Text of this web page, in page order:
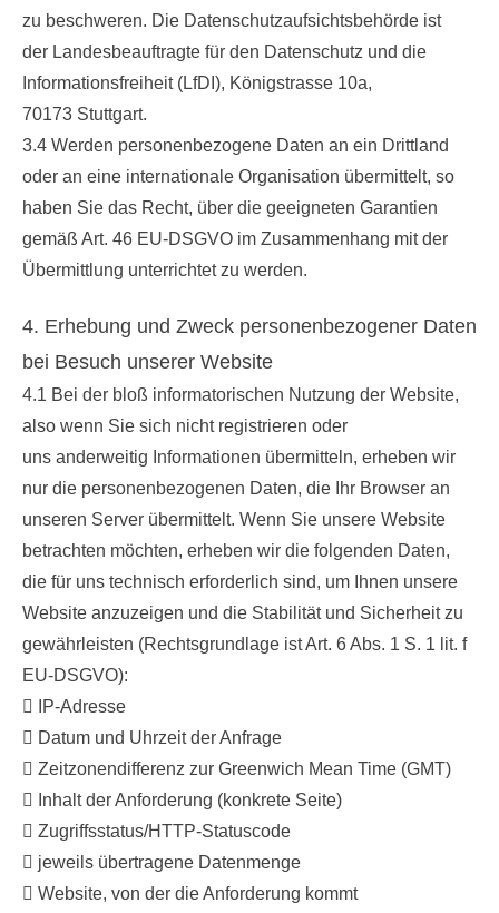
zu beschweren. Die Datenschutzaufsichtsbehörde ist
der Landesbeauftragte für den Datenschutz und die
Informationsfreiheit (LfDI), Königstrasse 10a,
70173 Stuttgart.
3.4 Werden personenbezogene Daten an ein Drittland
oder an eine internationale Organisation übermittelt, so
haben Sie das Recht, über die geeigneten Garantien
gemäß Art. 46 EU-DSGVO im Zusammenhang mit der
Übermittlung unterrichtet zu werden.
4. Erhebung und Zweck personenbezogener Daten
bei Besuch unserer Website
4.1 Bei der bloß informatorischen Nutzung der Website,
also wenn Sie sich nicht registrieren oder
uns anderweitig Informationen übermitteln, erheben wir
nur die personenbezogenen Daten, die Ihr Browser an
unseren Server übermittelt. Wenn Sie unsere Website
betrachten möchten, erheben wir die folgenden Daten,
die für uns technisch erforderlich sind, um Ihnen unsere
Website anzuzeigen und die Stabilität und Sicherheit zu
gewährleisten (Rechtsgrundlage ist Art. 6 Abs. 1 S. 1 lit. f
EU-DSGVO):
 IP-Adresse
 Datum und Uhrzeit der Anfrage
 Zeitzonendifferenz zur Greenwich Mean Time (GMT)
 Inhalt der Anforderung (konkrete Seite)
 Zugriffsstatus/HTTP-Statuscode
 jeweils übertragene Datenmenge
 Website, von der die Anforderung kommt